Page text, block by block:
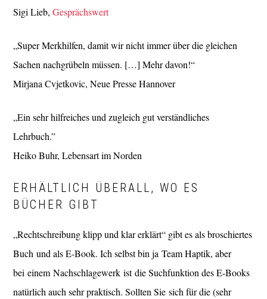
Sigi Lieb,Gesprächswert
„Super Merkhilfen, damit wir nicht immer über die gleichen
Sachen nachgrübeln müssen. […] Mehr davon!“
Mirjana Cvjetkovic, Neue Presse Hannover
„Ein sehr hilfreiches und zugleich gut verständliches
Lehrbuch.”
Heiko Buhr, Lebensart im Norden
ERHÄLTLICH ÜBERALL, WO ES
BÜCHER GIBT
„Rechtschreibung klipp und klar erklärt“ gibt es als broschiertes
Buch und als E-Book. Ich selbst bin ja Team Haptik, aber
bei einem Nachschlagewerk ist die Suchfunktion des E-Books
natürlich auch sehr praktisch. Sollten Sie sich für die (sehr